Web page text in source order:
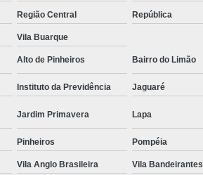
Região Central República
Vila Buarque
Alto de Pinheiros Bairro do Limão
Instituto da Previdência Jaguaré
Jardim Primavera Lapa
Pinheiros Pompéia
Vila Anglo Brasileira Vila Bandeirantes